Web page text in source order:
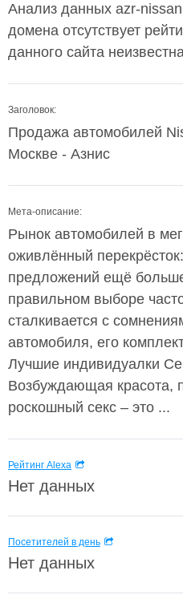
Анализ данных azr-
домена отсутствует
данного сайта
Заголовок:
Продажа автомобилей
Москве - Азнис
Мета-описание:
Рынок автомобилей в
оживлённый
предложений ещё
правильном выборе
сталкивается с
автомобиля, его
Лучшие индивидуалки
Возбуждающая красота,
роскошный секс – это ...
Рейтинг Alexa
Нет данных
Посетителей в день
Нет данных